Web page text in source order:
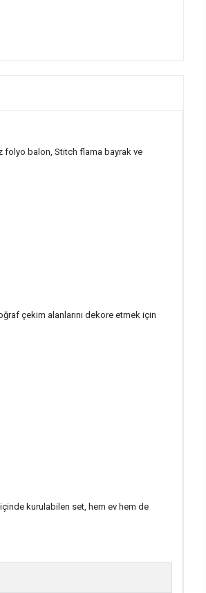
folyo balon, Stitch flama bayrak ve
çekim alanlarını dekore etmek için
kurulabilen set, hem ev hem de